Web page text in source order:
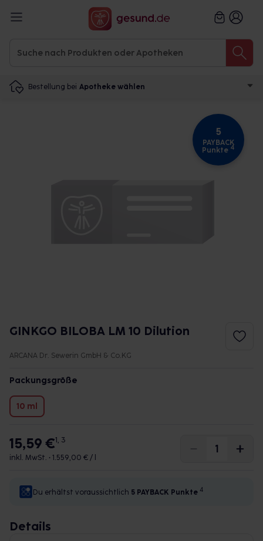
Bestellung bei Apotheke wählen
5
PAYBACK
Punkte 4
GINKGO BILOBA LM 10 Dilution
ARCANA Dr. Sewerin GmbH & Co.KG
Packungsgröße
10 ml
15,59 €1, 3
inkl. MwSt. • 1.559,00 € / l
Du erhältst voraussichtlich 5 PAYBACK Punkte 4
Details